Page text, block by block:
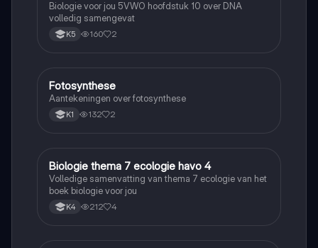
Biologie voor jou 5VWO hoofdstuk 10 over DNA
volledig samengevat
K5 160 2
Biologie
Fotosynthese
Aantekeningen over fotosynthese
K1 132 2
Biologie
Biologie thema 7 ecologie havo 4
Volledige samenvatting van thema 7 ecologie van het
boek biologie voor jou
K4 212 4